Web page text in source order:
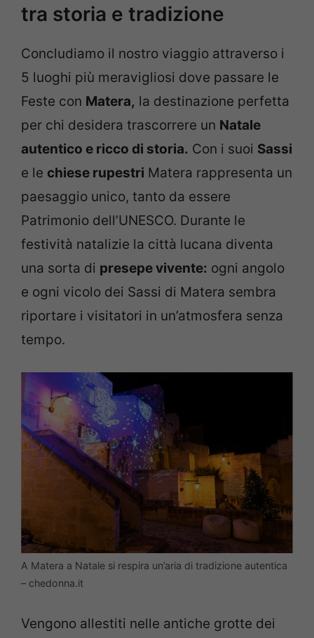
tra storia e tradizione
Concludiamo il nostro viaggio attraverso i
5 luoghi più meravigliosi dove passare le
Feste con Matera, la destinazione perfetta
per chi desidera trascorrere un Natale
autentico e ricco di storia. Con i suoi Sassi
e le chiese rupestri Matera rappresenta un
paesaggio unico, tanto da essere
Patrimonio dell’UNESCO. Durante le
festività natalizie la città lucana diventa
una sorta di presepe vivente: ogni angolo
e ogni vicolo dei Sassi di Matera sembra
riportare i visitatori in un’atmosfera senza
tempo.
A Matera a Natale si respira un’aria di tradizione autentica
– chedonna.it
Vengono allestiti nelle antiche grotte dei